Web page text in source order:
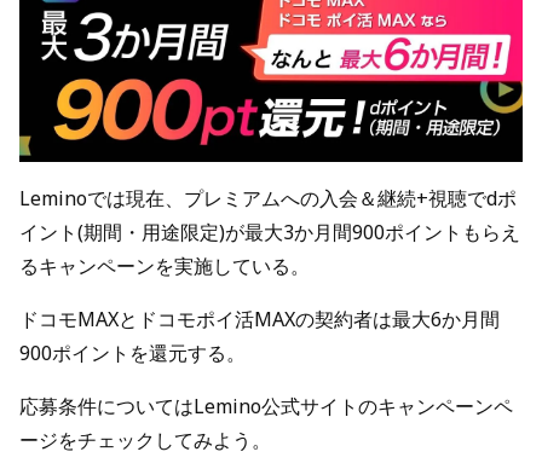
Leminoでは現在、プレミアムへの入会＆継続+視聴でdポ
イント(期間・用途限定)が最大3か月間900ポイントもらえ
るキャンペーンを実施している。
ドコモMAXとドコモポイ活MAXの契約者は最大6か月間
900ポイントを還元する。
応募条件についてはLemino公式サイトのキャンペーンペ
ージをチェックしてみよう。